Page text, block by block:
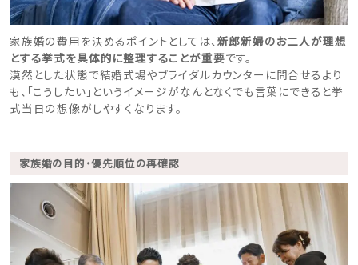
ウェディングマガジン
結婚式場を探す
家族婚の費用を決めるポイントとしては、新郎新婦のお二人が理想
とする挙式を具体的に整理することが重要です。
漠然とした状態で結婚式場やブライダルカウンターに問合せるより
も、「こうしたい」というイメージがなんとなくでも言葉にできると挙
式当日の想像がしやすくなります。
家族婚の目的・優先順位の再確認